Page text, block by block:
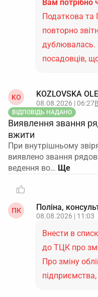
Вам потрібно
Податкова та
повторно
дублювалась.
посадовців,
KO KOZLOVSKA
08.08.2026 | 06:27
ВІДПОВІДЬ НАДАНО
Виявлення звання
вжити
При внутрішньому
виявлено звання
ведення во…
ПК Поліна,
08.08.2026 | 11:03
Внести в
до ТЦК про
Про зміну
підприємства,